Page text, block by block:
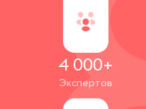
4 000+
Экспертов